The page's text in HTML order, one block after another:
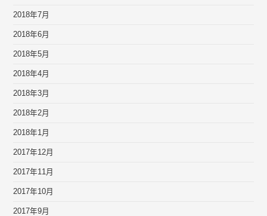
2018年7月
2018年6月
2018年5月
2018年4月
2018年3月
2018年2月
2018年1月
2017年12月
2017年11月
2017年10月
2017年9月